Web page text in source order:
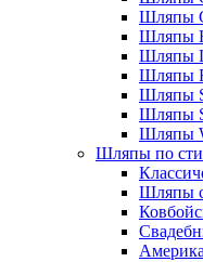
Шляпы
Шляпы
Шляпы
Шляпы
Шляпы
Шляпы
Шляпы
Шляпы по
Шляпы